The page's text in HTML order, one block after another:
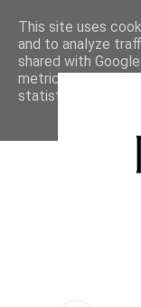
This site uses
and to analyze
shared with
metrics to ensure
statistics, and to